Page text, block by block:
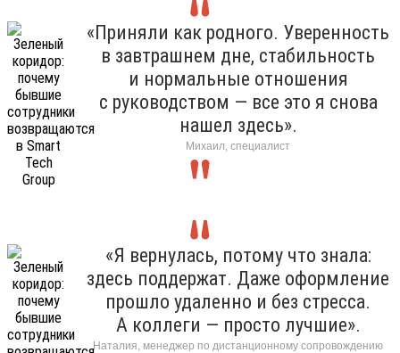
«Приняли как родного. Уверенность
в завтрашнем дне, стабильность
и нормальные отношения
с руководством — все это я снова
нашел здесь».
Михаил, специалист
«Я вернулась, потому что знала:
здесь поддержат. Даже оформление
прошло удаленно и без стресса.
А коллеги — просто лучшие».
Наталия, менеджер по дистанционному сопровождению